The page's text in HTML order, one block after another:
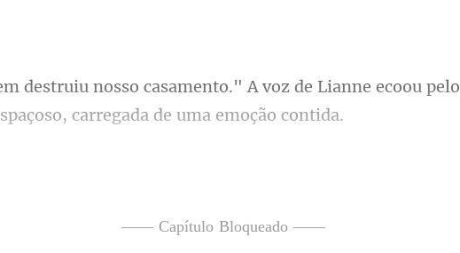
A voz de Lianne ecoou pelo
—— Capítulo Bloqueado ——